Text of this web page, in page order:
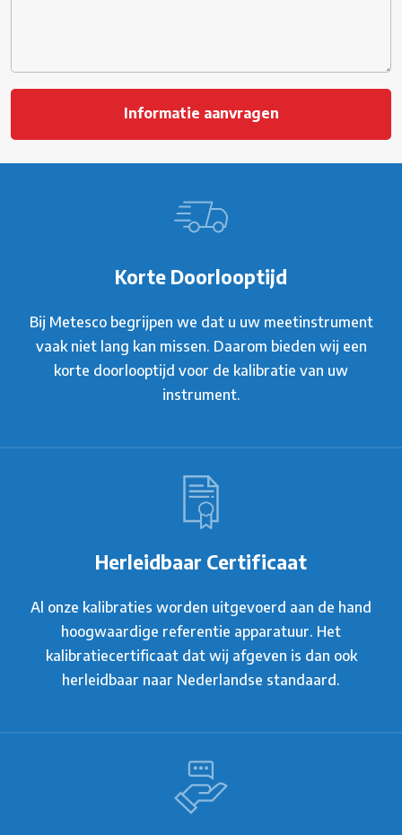
Korte Doorlooptijd
Bij Metesco begrijpen we dat u uw meetinstrument
vaak niet lang kan missen. Daarom bieden wij een
korte doorlooptijd voor de kalibratie van uw
instrument.
Herleidbaar Certificaat
Al onze kalibraties worden uitgevoerd aan de hand
hoogwaardige referentie apparatuur. Het
kalibratiecertificaat dat wij afgeven is dan ook
herleidbaar naar Nederlandse standaard.